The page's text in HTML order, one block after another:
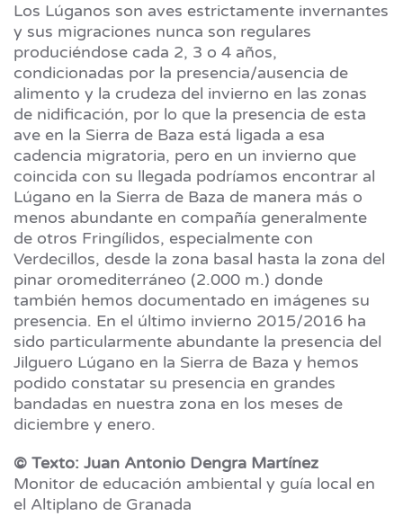
Los Lúganos son aves estrictamente invernantes
y sus migraciones nunca son regulares
produciéndose cada 2, 3 o 4 años,
condicionadas por la presencia/ausencia de
alimento y la crudeza del invierno en las zonas
de nidificación, por lo que la presencia de esta
ave en la Sierra de Baza está ligada a esa
cadencia migratoria, pero en un invierno que
coincida con su llegada podríamos encontrar al
Lúgano en la Sierra de Baza de manera más o
menos abundante en compañía generalmente
de otros Fringílidos, especialmente con
Verdecillos, desde la zona basal hasta la zona del
pinar oromediterráneo (2.000 m.) donde
también hemos documentado en imágenes su
presencia. En el último invierno 2015/2016 ha
sido particularmente abundante la presencia del
Jilguero Lúgano en la Sierra de Baza y hemos
podido constatar su presencia en grandes
bandadas en nuestra zona en los meses de
diciembre y enero.
© Texto: Juan Antonio Dengra Martínez
Monitor de educación ambiental y guía local en
el Altiplano de Granada